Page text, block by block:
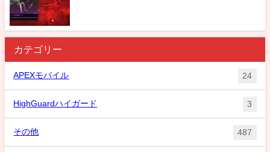
カテゴリー
APEXモバイル 24
HighGuardハイガード 3
その他 487